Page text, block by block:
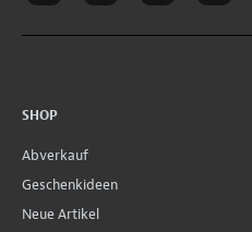
SHOP
Abverkauf
Geschenkideen
Neue Artikel